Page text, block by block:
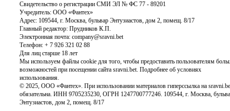
Свидетельство о регистрации СМИ ЭЛ № ФС 77 - 89201
Учредитель: ООО «Фантех»
Адрес: 109544, г. Москва, бульвар Энтузиастов, дом 2, помещ. 8/17
Главный редактор: Прудников К.П.
Электронная почта: company@sravni.bet
Телефон: + 7 926 321 02 88
Для лиц старше 18 лет
Мы используем файлы cookie для того, чтобы предоставить пользователям
возможностей при посещении сайта sravni.bet. Подробнее об условиях
использования.
© 2025, ООО «Фантех». При использовании материалов гиперссылка на
обязательна. ИНН 9705235230, ОГРН 1247700777246. 109544, г. Москва,
Энтузиастов, дом 2, помещ. 8/17